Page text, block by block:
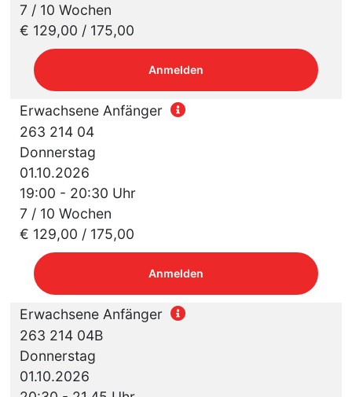
7 / 10 Wochen
€ 129,00 / 175,00
Anmelden
Erwachsene Anfänger
263 214 04
Donnerstag
01.10.2026
19:00 - 20:30 Uhr
7 / 10 Wochen
€ 129,00 / 175,00
Anmelden
Erwachsene Anfänger
263 214 04B
Donnerstag
01.10.2026